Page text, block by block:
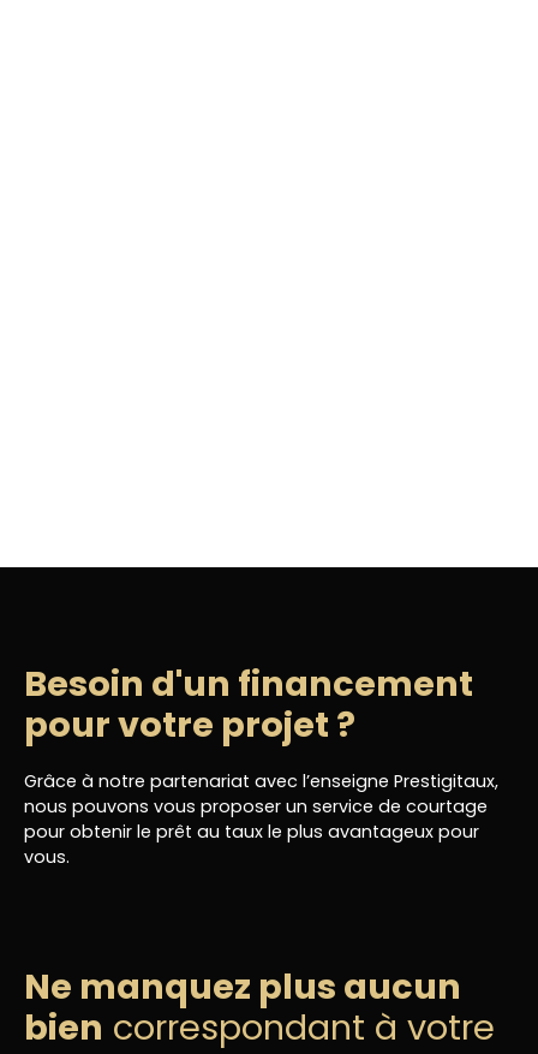
Besoin d'un financement
pour votre projet ?
Grâce à notre partenariat avec l’enseigne Prestigitaux,
nous pouvons vous proposer un service de courtage
pour obtenir le prêt au taux le plus avantageux pour
vous.
Ne manquez plus aucun
bien correspondant à votre